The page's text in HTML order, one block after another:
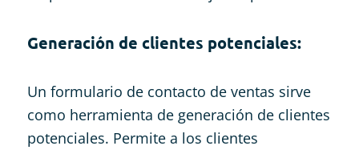
Generación de clientes potenciales:
Un formulario de contacto de ventas sirve
como herramienta de generación de clientes
potenciales. Permite a los clientes